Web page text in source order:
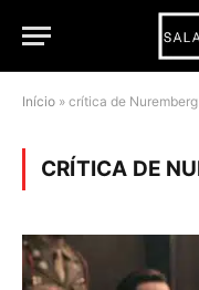
Início » crítica de Nuremberg
CRÍTICA DE